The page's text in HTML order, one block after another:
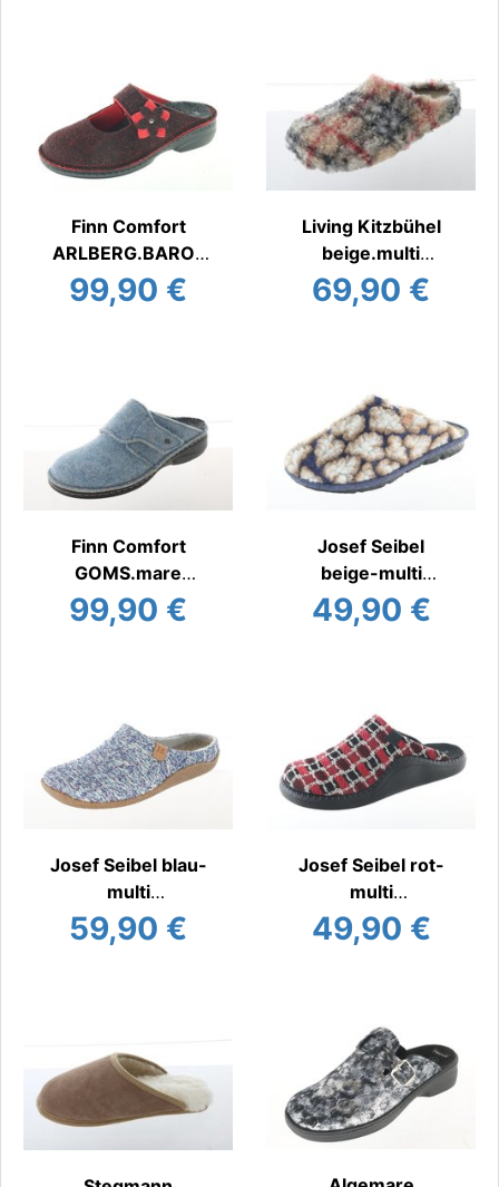
Finn Comfort
ARLBERG.BAROL
O
Hauspantoffel
99,90 €
Living Kitzbühel
beige.multi
Hauspantoffel
warm
69,90 €
Finn Comfort
GOMS.mare
Hauspantoffel
warm
99,90 €
Josef Seibel
beige-multi
Hauspantoffel
warm
49,90 €
Josef Seibel blau-
multi
Hauspantoffel
59,90 €
Josef Seibel rot-
multi
Hauspantoffel
49,90 €